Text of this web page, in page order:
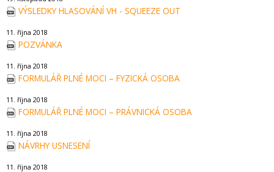
VÝSLEDKY HLASOVÁNÍ VH - SQUEEZE OUT
11. října 2018
POZVÁNKA
11. října 2018
FORMULÁŘ PLNÉ MOCI – FYZICKÁ OSOBA
11. října 2018
FORMULÁŘ PLNÉ MOCI – PRÁVNICKÁ OSOBA
11. října 2018
NÁVRHY USNESENÍ
11. října 2018